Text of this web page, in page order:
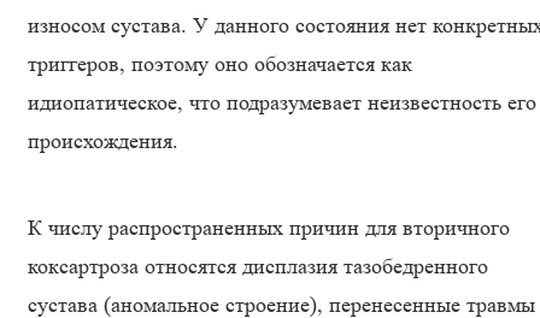
износом сустава. У данного состояния нет
триггеров, поэтому оно обозначается как
идиопатическое, что подразумевает неизвестность его
происхождения.
К числу распространенных причин для вторичного
коксартроза относятся дисплазия тазобедренного
сустава (аномальное строение), перенесенные травмы